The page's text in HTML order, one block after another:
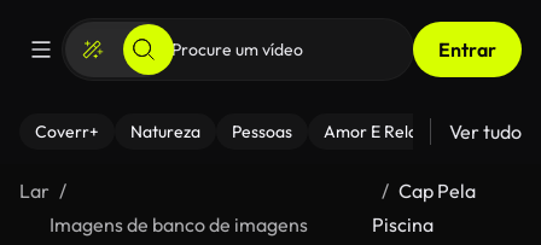
Entrar
Coverr+ Natureza Pessoas Amor E Relacionamentos
Ver tudo
Lar
Imagens de banco de imagens
Cap Pela
Piscina